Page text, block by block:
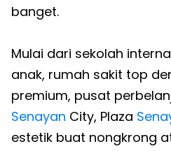
banget.
Mulai dari sekolah
anak, rumah sakit top
premium, pusat
Senayan City, Plaza
estetik buat nongkrong